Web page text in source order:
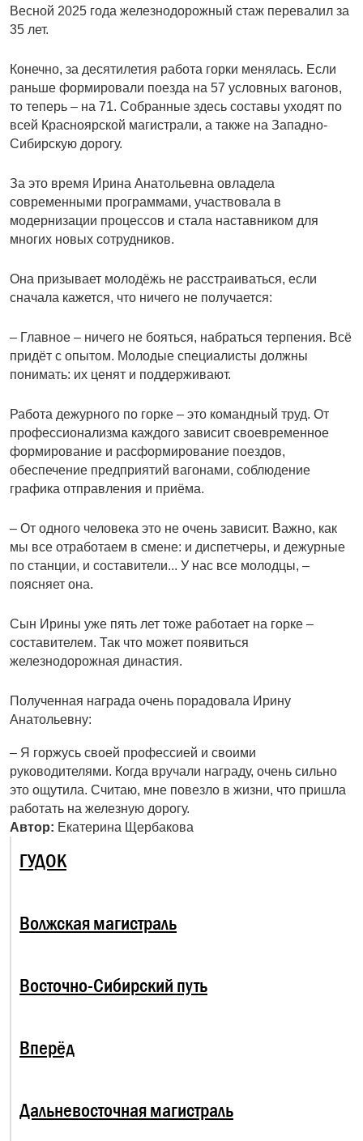
Весной 2025 года железнодорожный стаж перевалил за
35 лет.
Конечно, за десятилетия работа горки менялась. Если
раньше формировали поезда на 57 условных вагонов,
то теперь – на 71. Собранные здесь составы уходят по
всей Красноярской магистрали, а также на Западно-
Сибирскую дорогу.
За это время Ирина Анатольевна овладела
современными программами, участвовала в
модернизации процессов и стала наставником для
многих новых сотрудников.
Она призывает молодёжь не расстраиваться, если
сначала кажется, что ничего не получается:
– Главное – ничего не бояться, набраться терпения. Всё
придёт с опытом. Молодые специалисты должны
понимать: их ценят и поддерживают.
Работа дежурного по горке – это командный труд. От
профессионализма каждого зависит своевременное
формирование и расформирование поездов,
обеспечение предприятий вагонами, соблюдение
графика отправления и приёма.
– От одного человека это не очень зависит. Важно, как
мы все отработаем в смене: и диспетчеры, и дежурные
по станции, и составители... У нас все молодцы, –
поясняет она.
Сын Ирины уже пять лет тоже работает на горке –
составителем. Так что может появиться
железнодорожная династия.
Полученная награда очень порадовала Ирину
Анатольевну:
– Я горжусь своей профессией и своими
руководителями. Когда вручали награду, очень сильно
это ощутила. Считаю, мне повезло в жизни, что пришла
работать на железную дорогу.
Автор: Екатерина Щербакова
ГУДОК
Волжская магистраль
Восточно-Сибирский путь
Вперёд
Дальневосточная магистраль